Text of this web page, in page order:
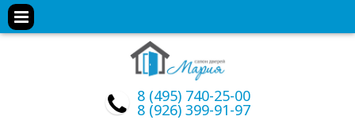
8 (495) 740-25-00
8 (926) 399-91-97